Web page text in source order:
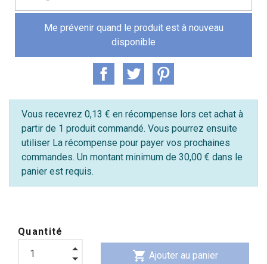
Me prévenir quand le produit est à nouveau
disponible
Vous recevrez 0,13 € en récompense lors cet achat à
partir de 1 produit commandé. Vous pourrez ensuite
utiliser La récompense pour payer vos prochaines
commandes. Un montant minimum de 30,00 € dans le
panier est requis.
Quantité
shopping_cart Ajouter au panier